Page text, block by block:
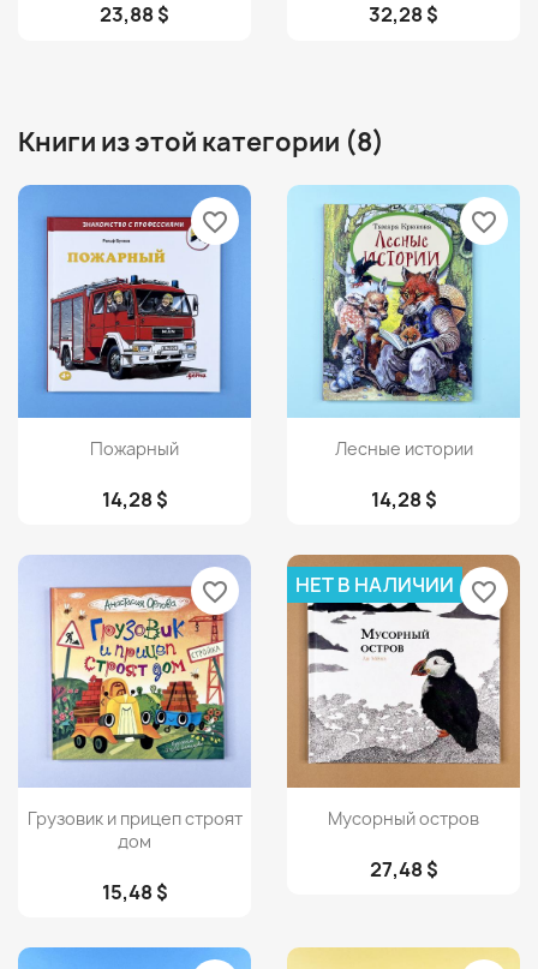
23,88 $ 32,28 $
Книги из этой категории (8)
Просмотр
Пожарный
14,28 $
favorite_border
Просмотр
Лесные истории
14,28 $
favorite_border
Просмотр
Грузовик и прицеп строят
дом
15,48 $
favorite_border
Просмотр
Мусорный остров
27,48 $
НЕТ В НАЛИЧИИ favorite_border